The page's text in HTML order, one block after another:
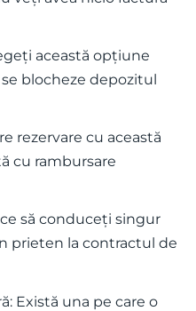
această opțiune
blocheze depozitul
rezervare cu această
cu rambursare
să conduceți singur
prieten la contractul de
Există una pe care o